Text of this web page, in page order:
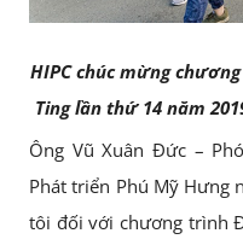
HIPC chúc mừng
Ting lần thứ 14 năm
Ông Vũ Xuân Đức –
Phát triển Phú Mỹ Hưng
tôi đối với chương trình